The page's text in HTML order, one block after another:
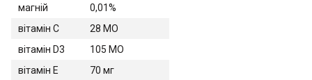
магній
0,01%
вітамін C
28 МО
вітамін D3
105 МО
вітамін E
70 мг